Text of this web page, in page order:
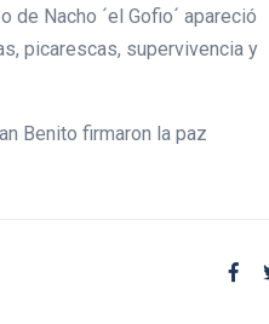
de Nacho ´el Gofio´ apareció
picarescas, supervivencia y
Benito firmaron la paz